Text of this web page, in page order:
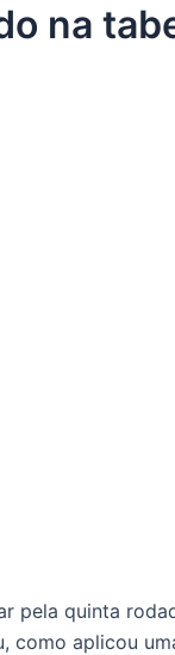
na
pela quinta
como aplicou